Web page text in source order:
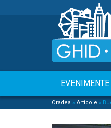
EVENIMENTE
Oradea » Articole »